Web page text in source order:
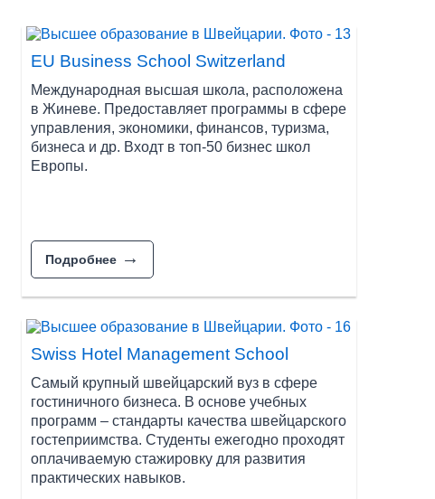
кантональные университеты,
в стране насчитывается 12. Обучение в
получают в частных ВУЗах:
и практиковать свои знания полученные во время
SEG проходят стажировки 3-4 раза за весь
и за ее пределами, что гарантирует студентам
получить двойной диплом: диплом
обучения.
EU Business School Switzerland
Международная высшая школа, расположена
в Жиневе. Предоставляет программы в сфере
управления, экономики, финансов, туризма,
бизнеса и др. Входт в топ-50 бизнес школ
Европы.
Подробнее
Swiss Hotel Management School
Самый крупный швейцарский вуз в сфере
гостиничного бизнеса. В основе учебных
программ – стандарты качества швейцарского
гостеприимства. Студенты ежегодно проходят
оплачиваемую стажировку для развития
практических навыков.